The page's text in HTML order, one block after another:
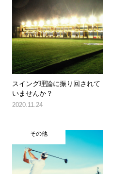
スイング理論に振り回されて
いませんか？
2020.11.24
その他